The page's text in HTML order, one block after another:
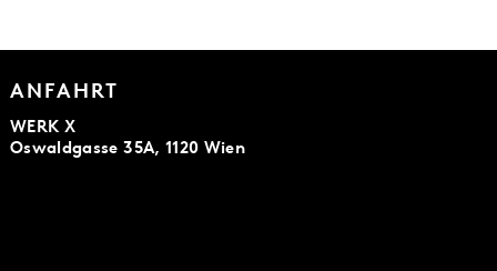
ANFAHRT
WERK X
Oswaldgasse 35A, 1120 Wien